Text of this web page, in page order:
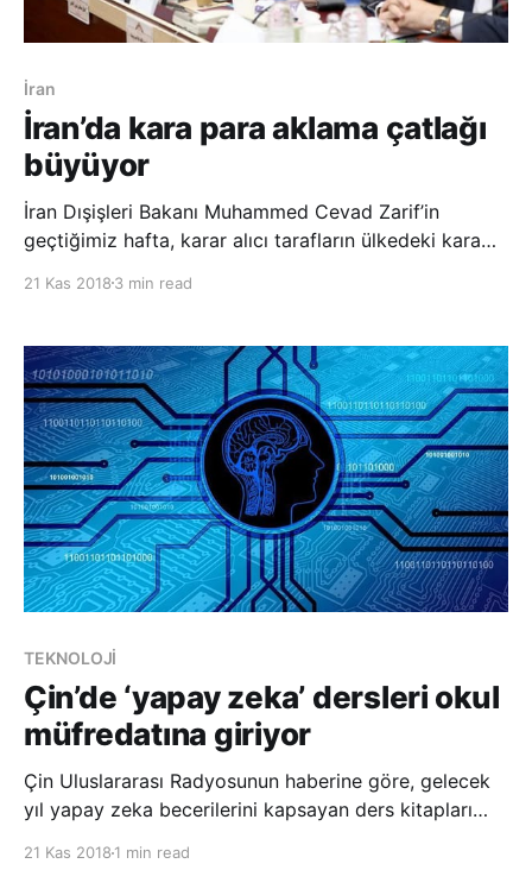
İran
İran’da kara para aklama çatlağı
büyüyor
İran Dışişleri Bakanı Muhammed Cevad Zarif’in
geçtiğimiz hafta, karar alıcı tarafların ülkedeki kara
kullandığı ifadelerinin ardından hükümete karşı
pazartesi yaptığı açıklamada, milyarlarca varlığı
bulunan
21 Kas 2018 3 min read
TEKNOLOJİ
Çin’de ‘yapay zeka’ dersleri okul
müfredatına giriyor
Çin Uluslararası Radyosunun haberine göre, gelecek
yıl yapay zeka becerilerini kapsayan ders kitapları
21 Kas 2018 1 min read